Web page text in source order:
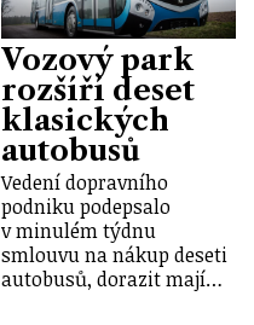
Vozový park
rozšíří deset
klasických
autobusů
Vedení dopravního
podniku podepsalo
v minulém týdnu
smlouvu na nákup deseti
autobusů, dorazit mají…